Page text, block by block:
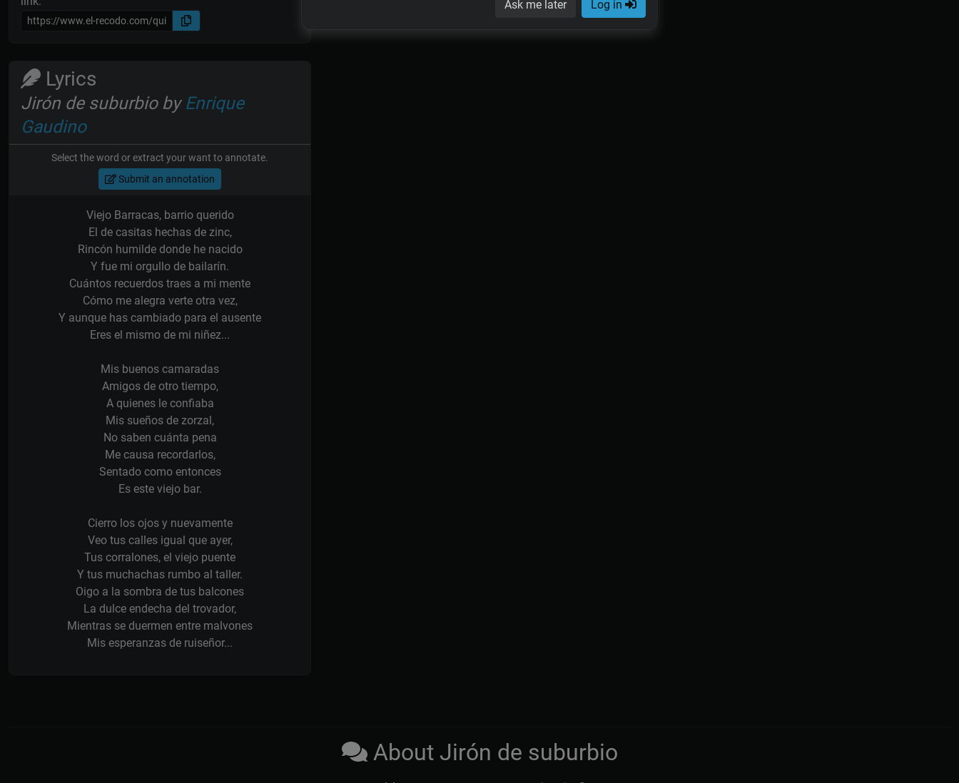
Ask me later Log in
Lyrics
Jirón de suburbio by Enrique
Gaudino
Select the word or extract your want to annotate.
Submit an annotation
Viejo Barracas, barrio querido
El de casitas hechas de zinc,
Rincón humilde donde he nacido
Y fue mi orgullo de bailarín.
Cuántos recuerdos traes a mi mente
Cómo me alegra verte otra vez,
Y aunque has cambiado para el ausente
Eres el mismo de mi niñez...
Mis buenos camaradas
Amigos de otro tiempo,
A quienes le confiaba
Mis sueños de zorzal,
No saben cuánta pena
Me causa recordarlos,
Sentado como entonces
Es este viejo bar.
Cierro los ojos y nuevamente
Veo tus calles igual que ayer,
Tus corralones, el viejo puente
Y tus muchachas rumbo al taller.
Oigo a la sombra de tus balcones
La dulce endecha del trovador,
Mientras se duermen entre malvones
Mis esperanzas de ruiseñor...
About Jirón de suburbio